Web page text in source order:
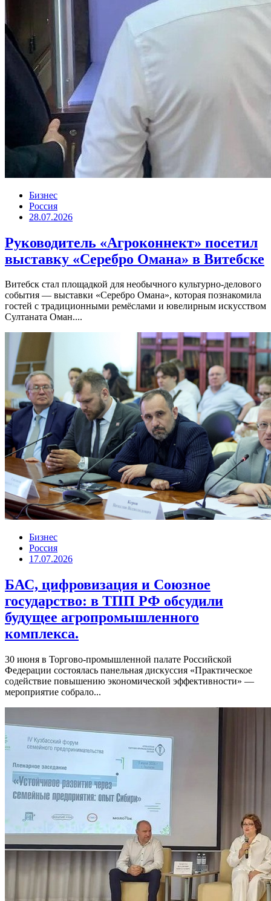
Бизнес
Россия
28.07.2026
Руководитель «Агроконнект» посетил
выставку «Серебро Омана» в Витебске
Витебск стал площадкой для необычного культурно-делового
события — выставки «Серебро Омана», которая познакомила
гостей с традиционными ремёслами и ювелирным искусством
Султаната Оман....
Бизнес
Россия
17.07.2026
БАС, цифровизация и Союзное
государство: в ТПП РФ обсудили
будущее агропромышленного
комплекса.
30 июня в Торгово-промышленной палате Российской
Федерации состоялась панельная дискуссия «Практическое
содействие повышению экономической эффективности» —
мероприятие собрало...